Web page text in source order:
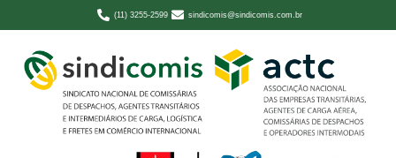
(11) 3255-2599 sindicomis@sindicomis.com.br